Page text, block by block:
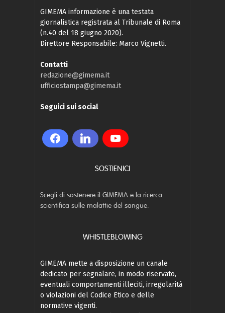
GIMEMA informazione è una testata
giornalistica registrata al Tribunale di Roma
(n.40 del 18 giugno 2020).
Direttore Responsabile: Marco Vignetti.
Contatti
redazione@gimema.it
ufficiostampa@gimema.it
Seguici sui social
SOSTIENICI
Scegli di sostenere il GIMEMA e la ricerca
scientifica sulle malattie del sangue.
WHISTLEBLOWING
GIMEMA mette a disposizione un canale
dedicato per segnalare, in modo riservato,
eventuali comportamenti illeciti, irregolarità
o violazioni del Codice Etico e delle
normative vigenti.